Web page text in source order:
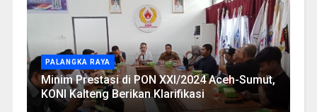
PALANGKA RAYA
Minim Prestasi di PON XXI/2024 Aceh-Sumut,
KONI Kalteng Berikan Klarifikasi